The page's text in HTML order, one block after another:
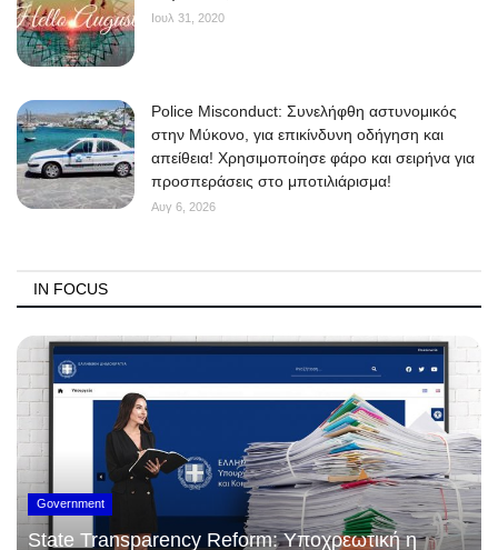
Ιουλ 31, 2020
Police Misconduct: Συνελήφθη αστυνομικός
στην Μύκονο, για επικίνδυνη οδήγηση και
απείθεια! Χρησιμοποίησε φάρο και σειρήνα για
προσπεράσεις στο μποτιλιάρισμα!
Αυγ 6, 2026
IN FOCUS
Government
State Transparency Reform: Υποχρεωτική η